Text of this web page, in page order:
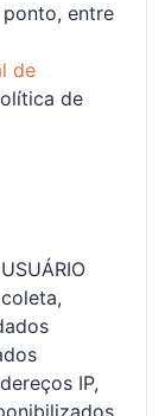
entre
de
de
IP,